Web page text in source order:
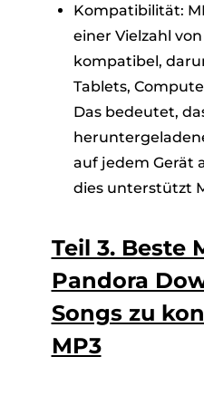
Kompatibilität:
einer Vielzahl
kompatibel,
Tablets,
Das bedeutet,
auf jedem Gerät
dies unterstützt
Teil 3. Beste
Pandora
Songs zu
MP3